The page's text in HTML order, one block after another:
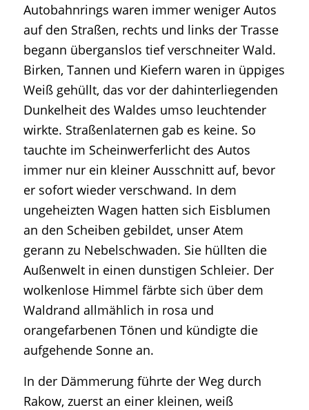
Autobahnrings waren immer weniger Autos
auf den Straßen, rechts und links der Trasse
begann überganslos tief verschneiter Wald.
Birken, Tannen und Kiefern waren in üppiges
Weiß gehüllt, das vor der dahinterliegenden
Dunkelheit des Waldes umso leuchtender
wirkte. Straßenlaternen gab es keine. So
tauchte im Scheinwerferlicht des Autos
immer nur ein kleiner Ausschnitt auf, bevor
er sofort wieder verschwand. In dem
ungeheizten Wagen hatten sich Eisblumen
an den Scheiben gebildet, unser Atem
gerann zu Nebelschwaden. Sie hüllten die
Außenwelt in einen dunstigen Schleier. Der
wolkenlose Himmel färbte sich über dem
Waldrand allmählich in rosa und
orangefarbenen Tönen und kündigte die
aufgehende Sonne an.
In der Dämmerung führte der Weg durch
Rakow, zuerst an einer kleinen, weiß